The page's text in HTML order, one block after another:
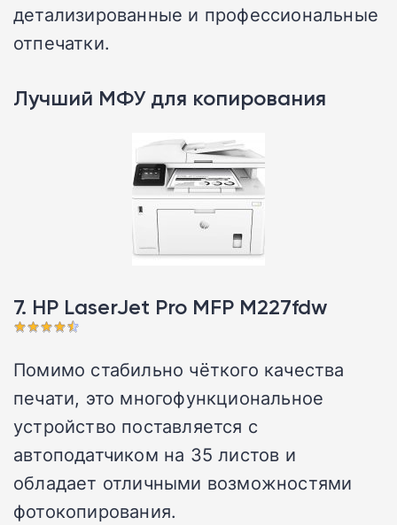
детализированные и профессиональные
отпечатки.
Лучший МФУ для копирования
7. HP LaserJet Pro MFP M227fdw
Помимо стабильно чёткого качества
печати, это многофункциональное
устройство поставляется с
автоподатчиком на 35 листов и
обладает отличными возможностями
фотокопирования.